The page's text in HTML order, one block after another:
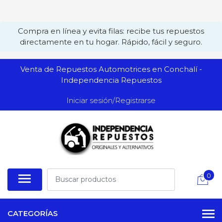
Compra en línea y evita filas: recibe tus repuestos
directamente en tu hogar. Rápido, fácil y seguro.
Venta de Repuestos Automotrices en Conchalí -
Independencia Repuestos
Iniciar sesión/Registrarse
0
CATEGORÍAS